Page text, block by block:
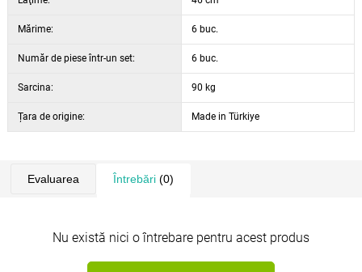
Mărime: 6 buc.
Număr de piese într-un set: 6 buc.
Sarcina: 90 kg
Țara de origine: Made in Türkiye
Evaluarea Întrebări(0)
Nu există nici o întrebare pentru acest produs